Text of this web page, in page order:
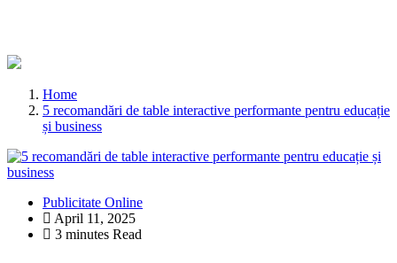
Home
5 recomandări de table interactive performante pentru educație
și business
Publicitate Online
April 11, 2025
3 minutes Read